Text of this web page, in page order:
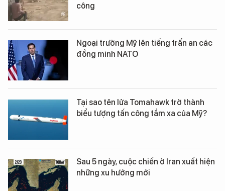
công
Ngoại trưởng Mỹ lên tiếng trấn an các
đồng minh NATO
Tại sao tên lửa Tomahawk trở thành
biểu tượng tấn công tầm xa của Mỹ?
Sau 5 ngày, cuộc chiến ở Iran xuất hiện
những xu hướng mới